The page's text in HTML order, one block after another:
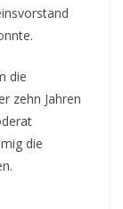
die
zehn Jahren
die